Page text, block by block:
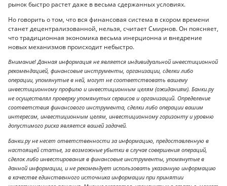
рынок быстро растет даже в весьма сдержанных условиях.
Но говорить о том, что вся финансовая система в скором времени
станет децентрализованной, нельзя, считает Смирнов. Он поясняет,
что традиционная экономика весьма инерционна и внедрение
новых механизмов происходит небыстро.
Внимание! Данная информация не является индивидуальной инвестиционной
рекомендацией, финансовые инструменты, организации, сделки либо
операции, упомянутые в ней, могут не соответствовать вашему
инвестиционному профилю и инвестиционным целям (ожиданиям). Банки.ру
не осуществлял проверку упомянутых сервисов и организаций. Определение
соответствия финансового инструмента, сделки либо операции вашим
интересам, инвестиционным целям, инвестиционному горизонту и уровню
допустимого риска является вашей задачей.
Банки.ру не несет ответственности за информацию, предоставленную в
настоящей статье, за возможные убытки в случае совершения операций,
сделок либо инвестирования в финансовые инструменты, упомянутые в
данной информации, и не рекомендует использовать указанную информацию
в качестве единственного источника информации при принятии